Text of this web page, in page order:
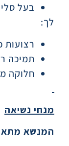
בעל
לך:
רצועות
תמיכה
חלוקה
מנחי נשיאה
המנשא מתאים ל-4 מנחי נשיאה ובכך לשלבי